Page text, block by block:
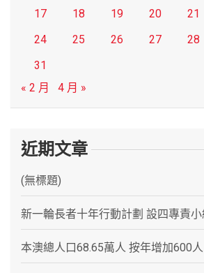
17
18 19 20 21
24
25 26 27 28
31
« 2 月
4 月 »
近期文章
(無標題)
新一輪長者十年行動計劃 設四專責
本澳總人口68.65萬人 按年增加600人